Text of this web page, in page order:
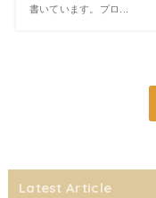
書いています。プロ...
Latest Article